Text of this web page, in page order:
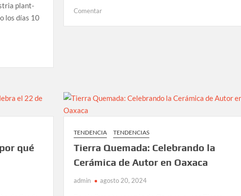
plant-
los días 10
Comentaren
de
y
qué
TENDENCIA TENDENCIAS
Tierra Quemada: Celebrando la
Cerámica de Autor en Oaxaca
admin agosto 20, 2024